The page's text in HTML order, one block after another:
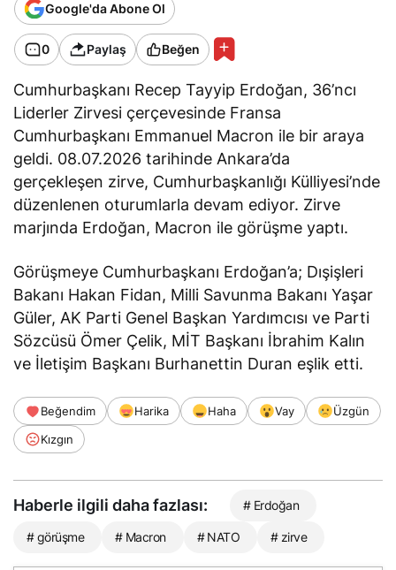
Google'da Abone Ol
0 Paylaş Beğen
Cumhurbaşkanı Recep Tayyip Erdoğan, 36’ncı
Liderler Zirvesi çerçevesinde Fransa
Cumhurbaşkanı Emmanuel Macron ile bir araya
geldi. 08.07.2026 tarihinde Ankara’da
gerçekleşen zirve, Cumhurbaşkanlığı Külliyesi’nde
düzenlenen oturumlarla devam ediyor. Zirve
marjında Erdoğan, Macron ile görüşme yaptı.
Görüşmeye Cumhurbaşkanı Erdoğan’a; Dışişleri
Bakanı Hakan Fidan, Milli Savunma Bakanı Yaşar
Güler, AK Parti Genel Başkan Yardımcısı ve Parti
Sözcüsü Ömer Çelik, MİT Başkanı İbrahim Kalın
ve İletişim Başkanı Burhanettin Duran eşlik etti.
Beğendim Harika Haha Vay
Üzgün
Kızgın
Haberle ilgili daha fazlası: # Erdoğan
# görüşme # Macron # NATO # zirve